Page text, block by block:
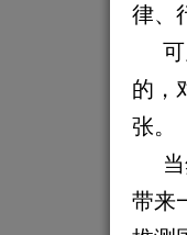
律、
的，
张。
带来